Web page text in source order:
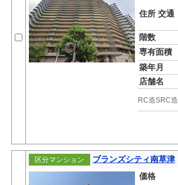
住所 交通
階数
専有面積
築年月
店舗名
RC造SRC造
区分マンション
ブランズシティ南草津
価格